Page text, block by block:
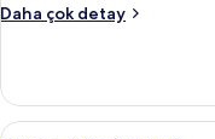
floor)
tüm
fotoğrafları
Daha çok detay
Deluxe
Oda
(Premier
Deluxe